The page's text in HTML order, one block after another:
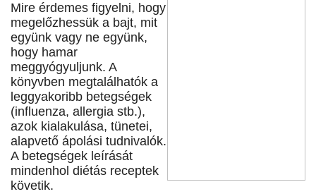
Mire érdemes figyelni, hogy
megelőzhessük a bajt, mit
együnk vagy ne együnk,
hogy hamar
meggyógyuljunk. A
könyvben megtalálhatók a
leggyakoribb betegségek
(influenza, allergia stb.),
azok kialakulása, tünetei,
alapvető ápolási tudnivalók.
A betegségek leírását
mindenhol diétás receptek
követik.